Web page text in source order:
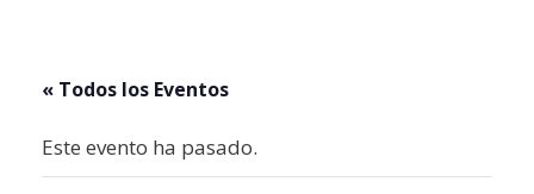
« Todos los Eventos
Este evento ha pasado.